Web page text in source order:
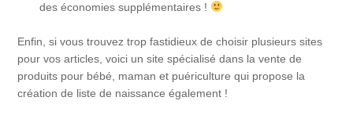
des économies supplémentaires !
Enfin, si vous trouvez trop fastidieux de choisir plusieurs sites
pour vos articles, voici un site spécialisé dans la vente de
produits pour bébé, maman et puériculture qui propose la
création de liste de naissance également !